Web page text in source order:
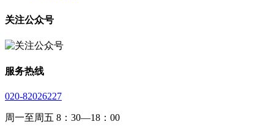
关注公众号
服务热线
020-82026227
周一至周五 8：30—18：00